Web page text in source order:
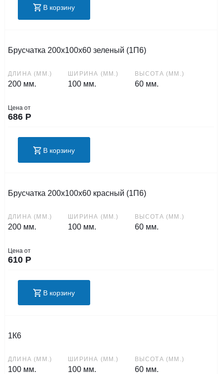
В корзину
Брусчатка 200х100х60 зеленый (1П6)
ДЛИНА (ММ.)
200 мм.
ШИРИНА (ММ.)
100 мм.
ВЫСОТА (ММ.)
60 мм.
Цена от
686 Р
В корзину
Брусчатка 200х100х60 красный (1П6)
ДЛИНА (ММ.)
200 мм.
ШИРИНА (ММ.)
100 мм.
ВЫСОТА (ММ.)
60 мм.
Цена от
610 Р
В корзину
1К6
ДЛИНА (ММ.)
100 мм.
ШИРИНА (ММ.)
100 мм.
ВЫСОТА (ММ.)
60 мм.